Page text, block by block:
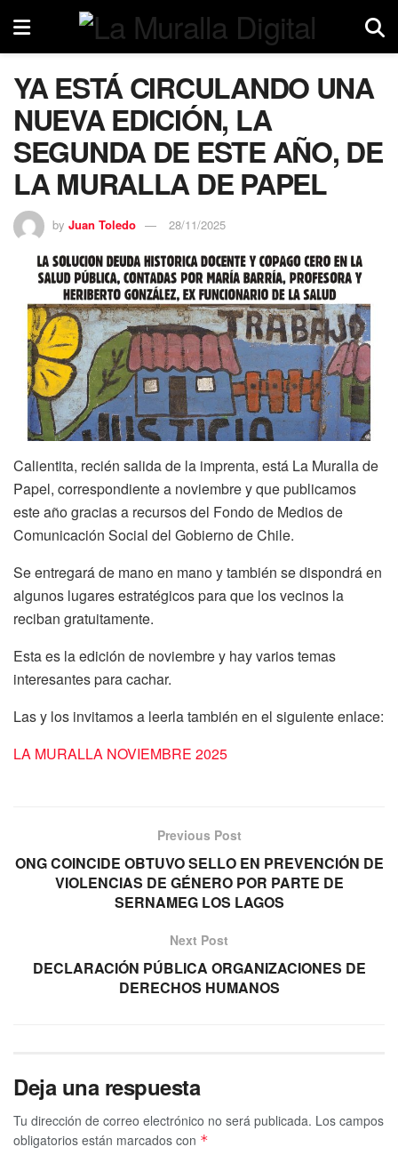
YA ESTÁ CIRCULANDO UNA
NUEVA EDICIÓN, LA
SEGUNDA DE ESTE AÑO, DE
LA MURALLA DE PAPEL
by Juan Toledo 28/11/2025
Calientita, recién salida de la imprenta, está La Muralla de
Papel, correspondiente a noviembre y que publicamos
este año gracias a recursos del Fondo de Medios de
Comunicación Social del Gobierno de Chile.
Se entregará de mano en mano y también se dispondrá en
algunos lugares estratégicos para que los vecinos la
reciban gratuitamente.
Esta es la edición de noviembre y hay varios temas
interesantes para cachar.
Las y los invitamos a leerla también en el siguiente enlace:
LA MURALLA NOVIEMBRE 2025
Previous Post
ONG COINCIDE OBTUVO SELLO EN PREVENCIÓN DE
VIOLENCIAS DE GÉNERO POR PARTE DE
SERNAMEG LOS LAGOS
Next Post
DECLARACIÓN PÚBLICA ORGANIZACIONES DE
DERECHOS HUMANOS
Deja una respuesta
Tu dirección de correo electrónico no será publicada. Los campos
obligatorios están marcados con *